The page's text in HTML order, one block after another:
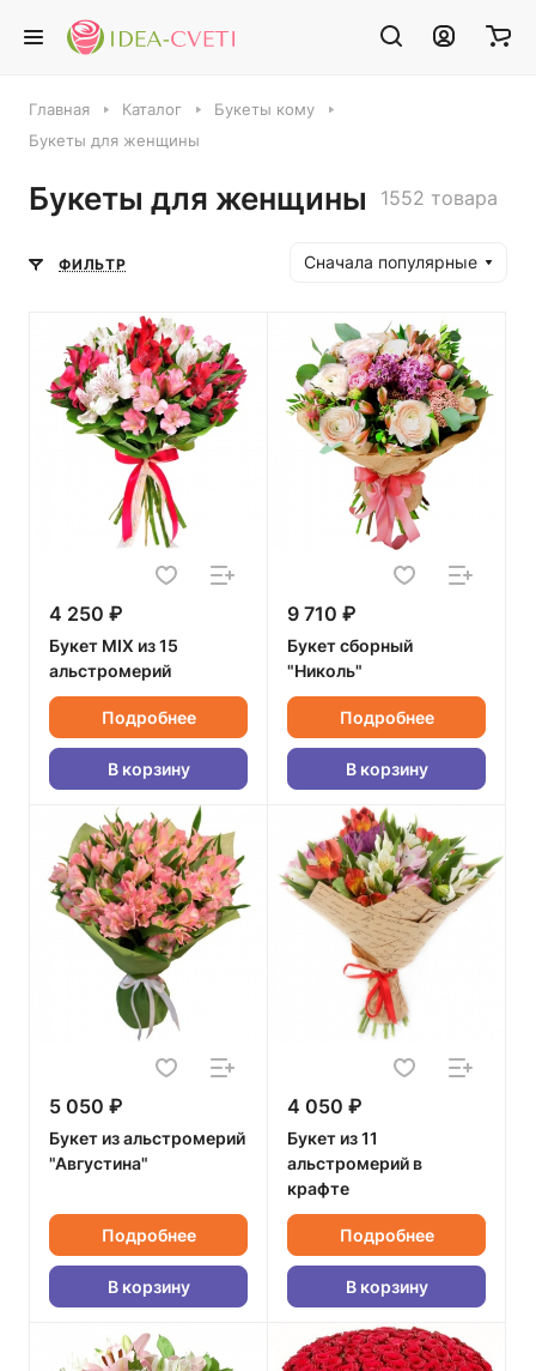
Главная Каталог
Букеты кому
Букеты для женщины
Букеты для женщины 1552 товара
ФИЛЬТР Сначала популярные
4 250 ₽
Букет MIX из 15
альстромерий
Подробнее
В корзину
9 710 ₽
Букет сборный
"Николь"
Подробнее
В корзину
5 050 ₽
Букет из альстромерий
"Августина"
Подробнее
В корзину
4 050 ₽
Букет из 11
альстромерий в
крафте
Подробнее
В корзину